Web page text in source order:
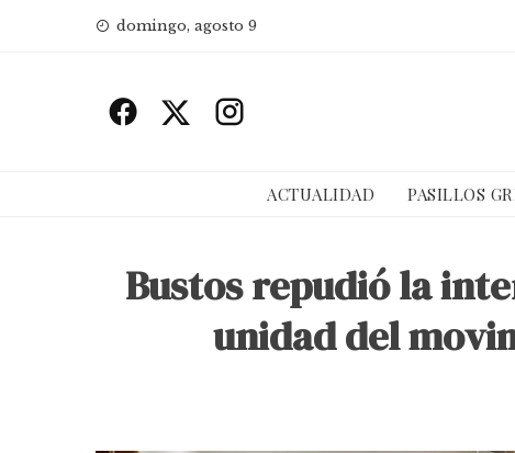
domingo, agosto 9
ACTUALIDAD PASILLOS
Bustos repudió la
unidad del